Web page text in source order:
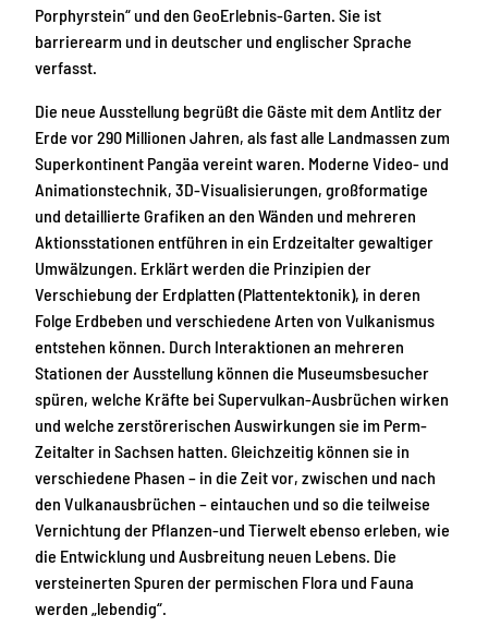
Porphyrstein“ und den GeoErlebnis-Garten. Sie ist
barrierearm und in deutscher und englischer Sprache
verfasst.
Die neue Ausstellung begrüßt die Gäste mit dem Antlitz der
Erde vor 290 Millionen Jahren, als fast alle Landmassen zum
Superkontinent Pangäa vereint waren. Moderne Video- und
Animationstechnik, 3D-Visualisierungen, großformatige
und detaillierte Grafiken an den Wänden und mehreren
Aktionsstationen entführen in ein Erdzeitalter gewaltiger
Umwälzungen. Erklärt werden die Prinzipien der
Verschiebung der Erdplatten (Plattentektonik), in deren
Folge Erdbeben und verschiedene Arten von Vulkanismus
entstehen können. Durch Interaktionen an mehreren
Stationen der Ausstellung können die Museumsbesucher
spüren, welche Kräfte bei Supervulkan-Ausbrüchen wirken
und welche zerstörerischen Auswirkungen sie im Perm-
Zeitalter in Sachsen hatten. Gleichzeitig können sie in
verschiedene Phasen – in die Zeit vor, zwischen und nach
den Vulkanausbrüchen – eintauchen und so die teilweise
Vernichtung der Pflanzen-und Tierwelt ebenso erleben, wie
die Entwicklung und Ausbreitung neuen Lebens. Die
versteinerten Spuren der permischen Flora und Fauna
werden „lebendig“.